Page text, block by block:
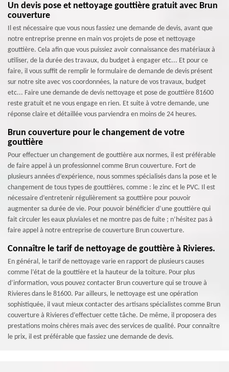
Un devis pose et nettoyage gouttière gratuit avec Brun
couverture
Il est nécessaire que vous nous fassiez une demande de devis, avant que
notre entreprise prenne en main vos projets de pose et nettoyage
gouttière. Cela afin que vous puissiez avoir connaissance des matériaux à
utiliser, de la durée des travaux, du budget à engager etc... Et pour ce
faire, il vous suffit de remplir le formulaire de demande de devis présent
sur notre site avec vos coordonnées, la nature de vos travaux, budget
etc... Faire une demande de devis nettoyage et pose de gouttière 81600
reste gratuit et ne vous engage en rien. Et suite à votre demande, une
réponse claire et détaillée vous parviendra en moins de 24 heures.
Brun couverture pour le changement de votre
gouttière
Pour effectuer un changement de gouttière aux normes, il est préférable
de faire appel à un professionnel comme Brun couverture. Fort de
plusieurs années d’expérience, nous sommes spécialisés dans la pose et le
changement de tous types de gouttières, comme : le zinc et le PVC. Il est
nécessaire d’entretenir régulièrement sa gouttière pour pouvoir
augmenter sa durée de vie. Pour pouvoir bénéficier d’une gouttière qui
fait circuler les eaux pluviales et ne montre pas de fuite ; n’hésitez pas à
faire appel à notre entreprise de couverture Brun couverture.
Connaître le tarif de nettoyage de gouttière à Rivieres.
En général, le tarif de nettoyage varie en rapport de plusieurs causes
comme l’état de la gouttière et la hauteur de la toiture. Pour plus
d’information, vous pouvez contacter Brun couverture qui se trouve à
Rivieres dans le 81600. Par ailleurs, le nettoyage est une opération
sophistiquée, il vaut mieux contacter des artisans spécialistes comme Brun
couverture à Rivieres d’effectuer cette tâche. De même, il proposera des
prestations moins chères mais avec des services de qualité. Pour connaître
le prix, il est préférable que fassiez une demande de devis.